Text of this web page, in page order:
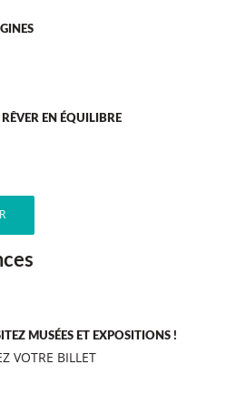
EN ÉQUILIBRE
MUSÉES ET EXPOSITIONS !
VOTRE BILLET